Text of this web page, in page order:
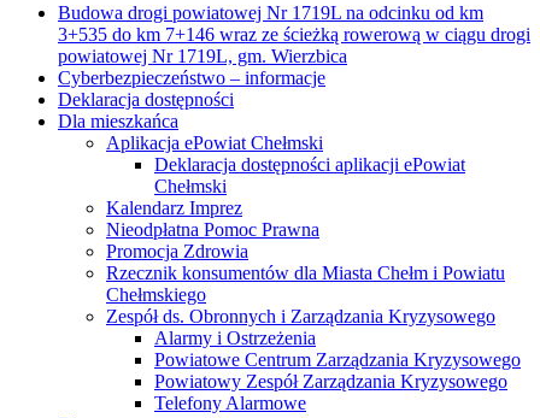
Budowa drogi powiatowej Nr 1719L na odcinku od km
3+535 do km 7+146 wraz ze ścieżką rowerową w ciągu drogi
powiatowej Nr 1719L, gm. Wierzbica
Cyberbezpieczeństwo – informacje
Deklaracja dostępności
Dla mieszkańca
Aplikacja ePowiat Chełmski
Deklaracja dostępności aplikacji ePowiat
Chełmski
Kalendarz Imprez
Nieodpłatna Pomoc Prawna
Promocja Zdrowia
Rzecznik konsumentów dla Miasta Chełm i Powiatu
Chełmskiego
Zespół ds. Obronnych i Zarządzania Kryzysowego
Alarmy i Ostrzeżenia
Powiatowe Centrum Zarządzania Kryzysowego
Powiatowy Zespół Zarządzania Kryzysowego
Telefony Alarmowe